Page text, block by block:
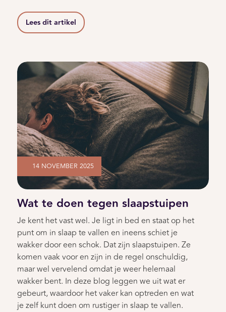
Lees dit artikel
14 NOVEMBER 2025
Wat te doen tegen slaapstuipen
Je kent het vast wel. Je ligt in bed en staat op het
punt om in slaap te vallen en ineens schiet je
wakker door een schok. Dat zijn slaapstuipen. Ze
komen vaak voor en zijn in de regel onschuldig,
maar wel vervelend omdat je weer helemaal
wakker bent. In deze blog leggen we uit wat er
gebeurt, waardoor het vaker kan optreden en wat
je zelf kunt doen om rustiger in slaap te vallen.